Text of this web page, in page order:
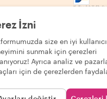
Kullanılabilirlik
Gizlilik Politikası |
İzni
size en iyi kullanıcı
sunmak için çerezleri
Ayrıca analiz ve
için de çerezlerden